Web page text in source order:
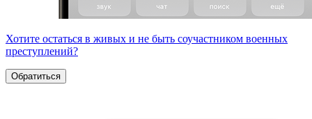
Хотите остаться в живых и не быть соучастником военных
преступлений?
Обратиться